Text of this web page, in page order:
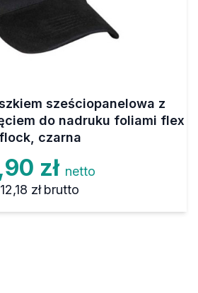
sześciopanelowa z
do nadruku foliami flex
czarna
zł netto
12,18 zł brutto